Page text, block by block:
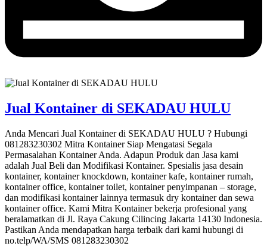
Jual Kontainer di SEKADAU HULU
Anda Mencari Jual Kontainer di SEKADAU HULU ? Hubungi
081283230302 Mitra Kontainer Siap Mengatasi Segala
Permasalahan Kontainer Anda. Adapun Produk dan Jasa kami
adalah Jual Beli dan Modifikasi Kontainer. Spesialis jasa desain
kontainer, kontainer knockdown, kontainer kafe, kontainer rumah,
kontainer office, kontainer toilet, kontainer penyimpanan – storage,
dan modifikasi kontainer lainnya termasuk dry kontainer dan sewa
kontainer office. Kami Mitra Kontainer bekerja profesional yang
beralamatkan di Jl. Raya Cakung Cilincing Jakarta 14130 Indonesia.
Pastikan Anda mendapatkan harga terbaik dari kami hubungi di
no.telp/WA/SMS 081283230302